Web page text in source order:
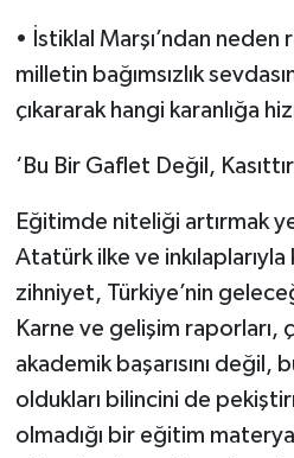
• İstiklal Marşı’ndan neden
milletin bağımsızlık
çıkararak hangi karanlığa
‘Bu Bir Gaflet Değil,
Eğitimde niteliği artırmak
Atatürk ilke ve
zihniyet, Türkiye’nin
Karne ve gelişim raporları,
akademik başarısını değil,
oldukları bilincini de
olmadığı bir eğitim